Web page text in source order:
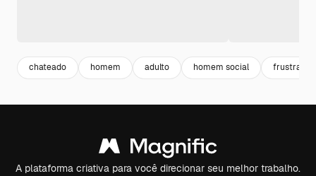
chateado homem adulto homem social frustrado
A plataforma criativa para você direcionar seu melhor trabalho.